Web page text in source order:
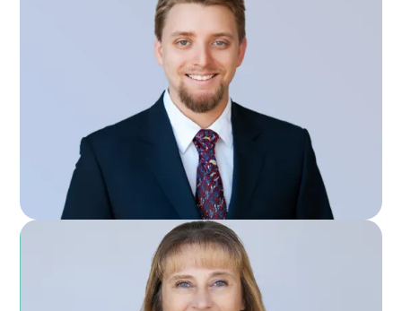
JACOB COLEMAN
DIRECTEUR DES AFFAIRES ET DES FINANCES